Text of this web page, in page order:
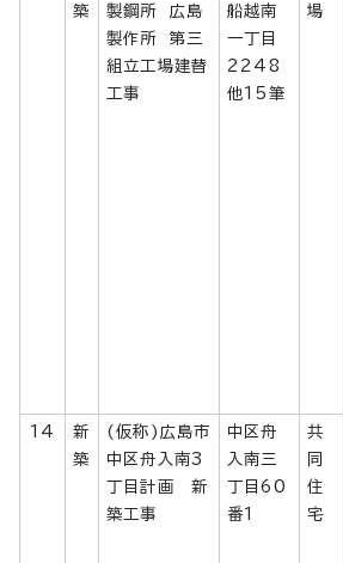
築
製鋼所 広島
製作所 第三
組立工場建替
工事
船越南
一丁目
2248
他15筆
場
14
新
築
(仮称)広島市
中区舟入南3
丁目計画 新
築工事
中区舟
入南三
丁目60
番1
共
同
住
宅